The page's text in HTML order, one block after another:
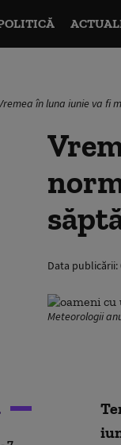
în luna iunie va fi
Data publicării:
Meteorologii